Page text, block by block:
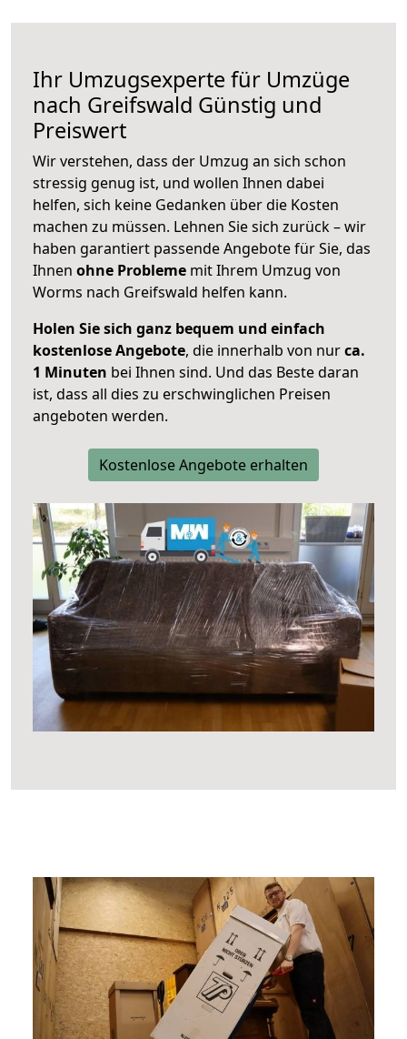
Ihr Umzugsexperte für Umzüge
nach Greifswald Günstig und
Preiswert
Wir verstehen, dass der Umzug an sich schon
stressig genug ist, und wollen Ihnen dabei
helfen, sich keine Gedanken über die Kosten
machen zu müssen. Lehnen Sie sich zurück – wir
haben garantiert passende Angebote für Sie, das
Ihnen ohne Probleme mit Ihrem Umzug von
Worms nach Greifswald helfen kann.
Holen Sie sich ganz bequem und einfach
kostenlose Angebote, die innerhalb von nurca.
1 Minuten bei Ihnen sind. Und das Beste daran
ist, dass all dies zu erschwinglichen Preisen
angeboten werden.
Kostenlose Angebote erhalten